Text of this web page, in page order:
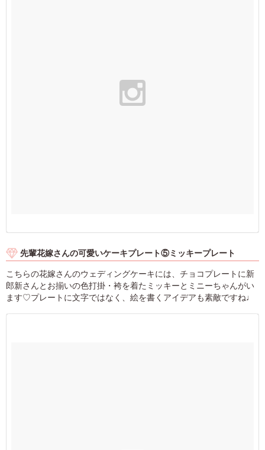
先輩花嫁さんの可愛いケーキプレート⑤ミッキープレート
こちらの花嫁さんのウェディングケーキには、チョコプレートに新
郎新さんとお揃いの色打掛・袴を着たミッキーとミニーちゃんがい
ます♡プレートに文字ではなく、絵を書くアイデアも素敵ですね♩